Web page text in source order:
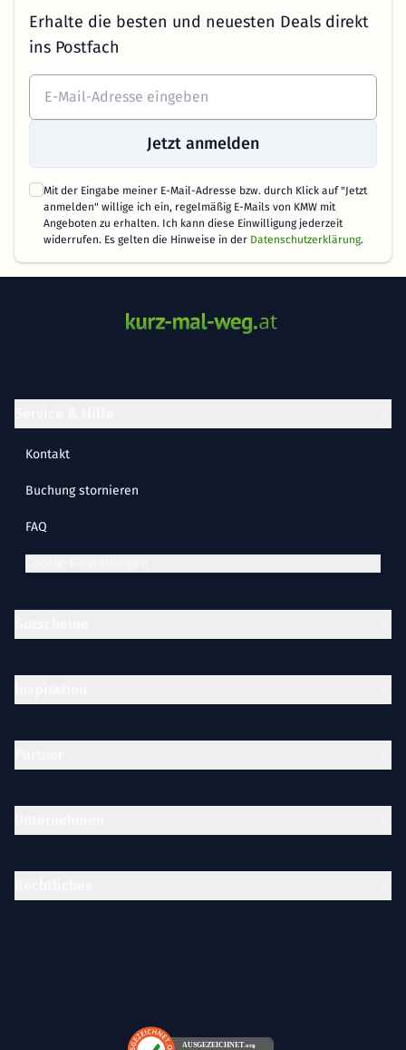
Erhalte die besten und neuesten Deals direkt
ins Postfach
Jetzt anmelden
Mit der Eingabe meiner E-Mail-Adresse bzw. durch Klick auf "Jetzt
anmelden" willige ich ein, regelmäßig E-Mails von KMW mit
Angeboten zu erhalten. Ich kann diese Einwilligung jederzeit
widerrufen. Es gelten die Hinweise in der Datenschutzerklärung.
AUSGEZEICHNET.org
Kontakt
Buchung stornieren
FAQ